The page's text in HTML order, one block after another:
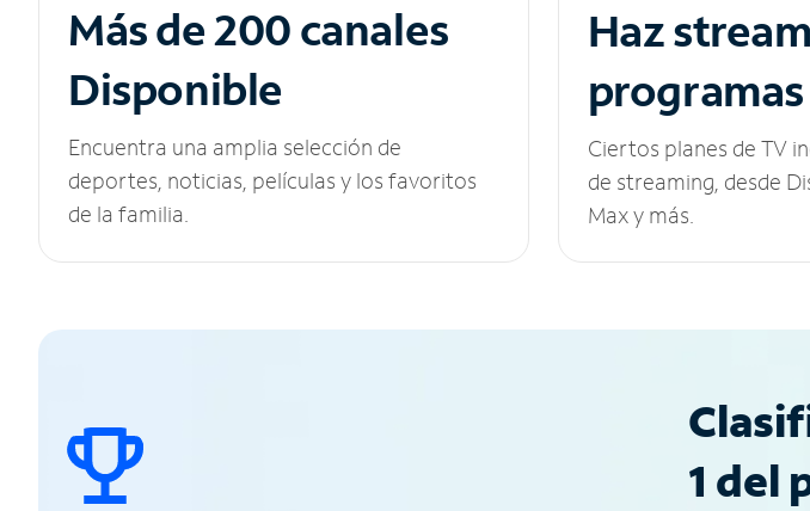
Más de 200 canales
Disponible
Encuentra una amplia selección de
deportes, noticias, películas y los favoritos
de la familia.
Haz
Ciertos planes de TV
de streaming, desde
Max y más.
1 del